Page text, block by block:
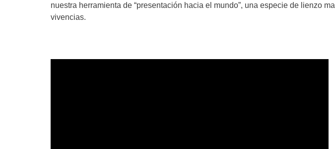
nuestra herramienta de “presentación hacia el mundo”, una especie de lienzo
vivencias.